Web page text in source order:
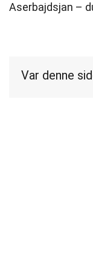
Aserbajdsjan –
Var denne